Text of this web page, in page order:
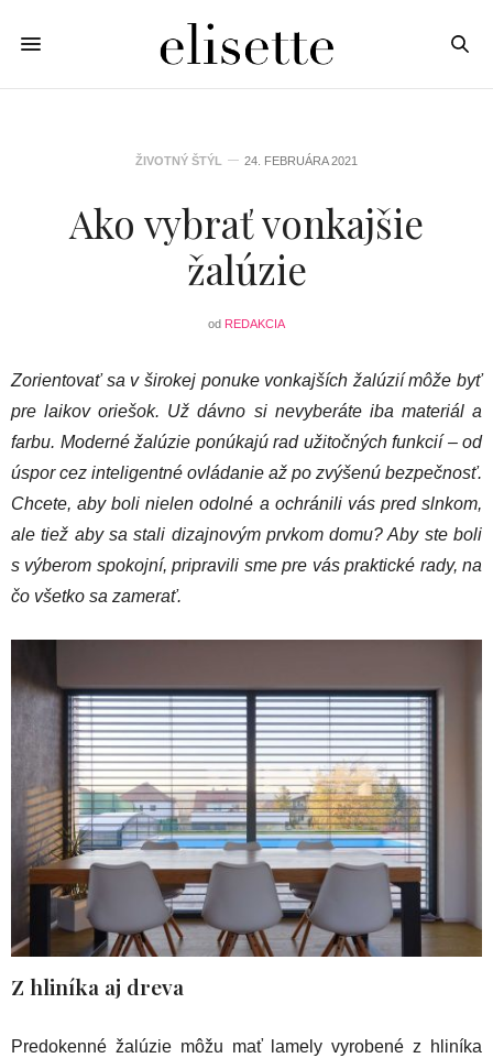
ŽIVOTNÝ ŠTÝL 24. FEBRUÁRA 2021
Ako vybrať vonkajšie
žalúzie
od REDAKCIA
Zorientovať sa v širokej ponuke vonkajších žalúzií môže byť
pre laikov oriešok. Už dávno si nevyberáte iba materiál a
farbu. Moderné žalúzie ponúkajú rad užitočných funkcií – od
úspor cez inteligentné ovládanie až po zvýšenú bezpečnosť.
Chcete, aby boli nielen odolné a ochránili vás pred slnkom,
ale tiež aby sa stali dizajnovým prvkom domu? Aby ste boli
s výberom spokojní, pripravili sme pre vás praktické rady, na
čo všetko sa zamerať.
Z hliníka aj dreva
Predokenné žalúzie môžu mať lamely vyrobené z hliníka